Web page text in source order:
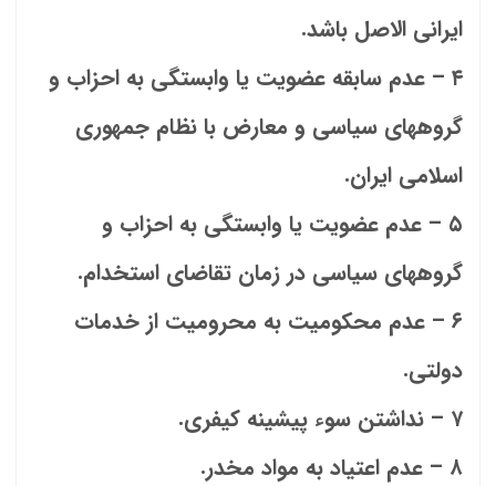
ایرانی الاصل باشد.
۴ – عدم سابقه عضویت یا وابستگی به احزاب و
گروههای سیاسی و معارض با نظام جمهوری
اسلامی ایران.
۵ – عدم عضویت یا وابستگی به احزاب و
گروههای سیاسی در زمان تقاضای استخدام.
۶ – عدم محکومیت به محرومیت از خدمات
دولتی.
۷ – نداشتن سوء پیشینه کیفری.
۸ – عدم اعتیاد به مواد مخدر.